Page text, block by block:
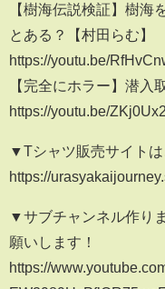
【樹海伝説検証】樹海
とある？【村田らむ】
https://youtu.be/
【完全にホラー】潜入
https://youtu.be/
▼Tシャツ販売サイトは
https://
▼サブチャンネル作り
願いします！
https://